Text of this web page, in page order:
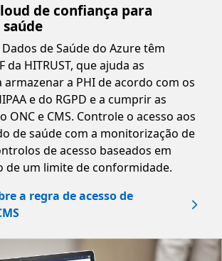
de confiança para
de Saúde do Azure têm
da HITRUST, que ajuda as
armazenar a PHI de acordo com os
e do RGPD e a cumprir as
ONC e CMS. Controle o acesso aos
de saúde com a monitorização de
de acesso baseados em
de um limite de conformidade.
a regra de acesso de